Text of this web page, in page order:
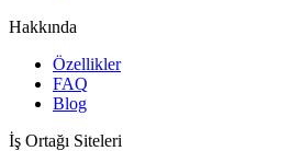
Hakkında
Özellikler
FAQ
Blog
İş Ortağı Siteleri